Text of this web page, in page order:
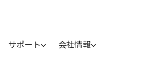
サポート 会社情報